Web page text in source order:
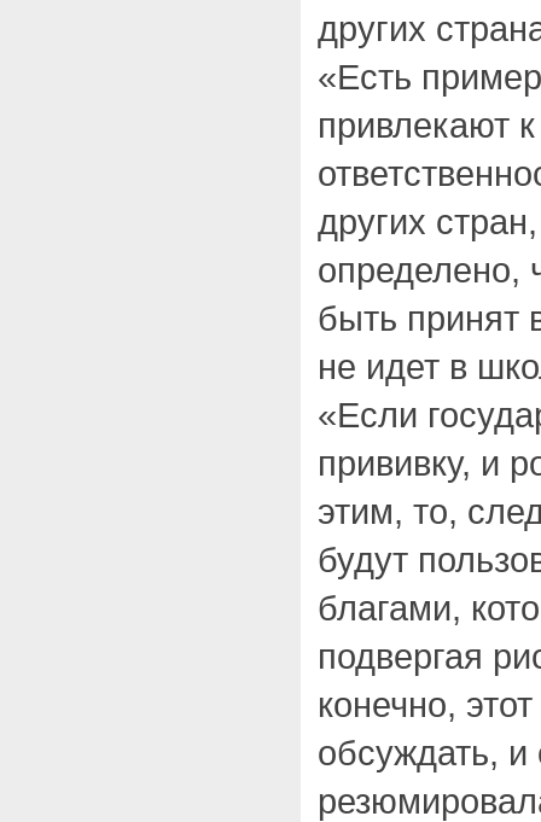
других
«Есть
привлекают
других
определено,
быть принят
не идет в
«Если
прививку, и
этим, то,
будут
благами,
подвергая
конечно,
обсуждать,